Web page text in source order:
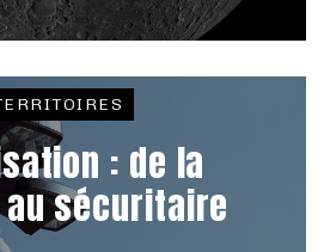
: de la
sécuritaire